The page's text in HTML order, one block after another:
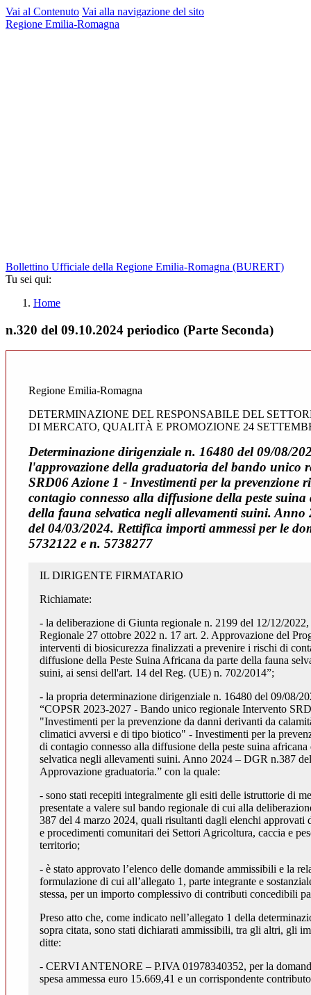
Vai al Contenuto Vai alla navigazione del sito
Regione Emilia-Romagna
Bollettino Ufficiale della Regione Emilia-Romagna (BURERT)
Tu sei qui:
Home
n.320 del 09.10.2024 periodico (Parte Seconda)
Regione Emilia-Romagna
DETERMINAZIONE DEL RESPONSABILE DEL
DI MERCATO, QUALITÀ E PROMOZIONE 24
Determinazione dirigenziale n. 16480 del 09/08/
l'approvazione della graduatoria del bando unico
SRD06 Azione 1 - Investimenti per la prevenzione
contagio connesso alla diffusione della peste
della fauna selvatica negli allevamenti suini. Anno
del 04/03/2024. Rettifica importi ammessi per le
5732122 e n. 5738277
IL DIRIGENTE FIRMATARIO
Richiamate:
- la deliberazione di Giunta regionale n. 2199 del 12/12/2022,
Regionale 27 ottobre 2022 n. 17 art. 2. Approvazione del
interventi di biosicurezza finalizzati a prevenire i rischi di
diffusione della Peste Suina Africana da parte della fauna
suini, ai sensi dell'art. 14 del Reg. (UE) n. 702/2014”;
- la propria determinazione dirigenziale n. 16480 del 09/08/
“COPSR 2023-2027 - Bando unico regionale Intervento
"Investimenti per la prevenzione da danni derivanti da
climatici avversi e di tipo biotico" - Investimenti per la
di contagio connesso alla diffusione della peste suina africana
selvatica negli allevamenti suini. Anno 2024 – DGR n.387
Approvazione graduatoria.” con la quale:
- sono stati recepiti integralmente gli esiti delle istruttorie di
presentate a valere sul bando regionale di cui alla
387 del 4 marzo 2024, quali risultanti dagli elenchi approvati
e procedimenti comunitari dei Settori Agricoltura, caccia e
territorio;
- è stato approvato l’elenco delle domande ammissibili e la
formulazione di cui all’allegato 1, parte integrante e
stessa, per un importo complessivo di contributi concedibili
Preso atto che, come indicato nell’allegato 1 della
sopra citata, sono stati dichiarati ammissibili, tra gli altri, gli
ditte:
- CERVI ANTENORE – P.IVA 01978340352, per la
spesa ammessa euro 15.669,41 e un corrispondente